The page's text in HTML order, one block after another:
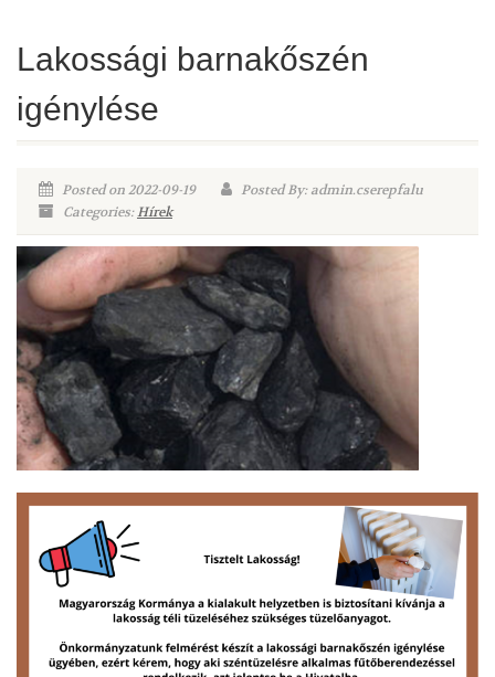
Lakossági barnakőszén
igénylése
Posted on 2022-09-19
Posted By: admin.cserepfalu
Categories:Hírek